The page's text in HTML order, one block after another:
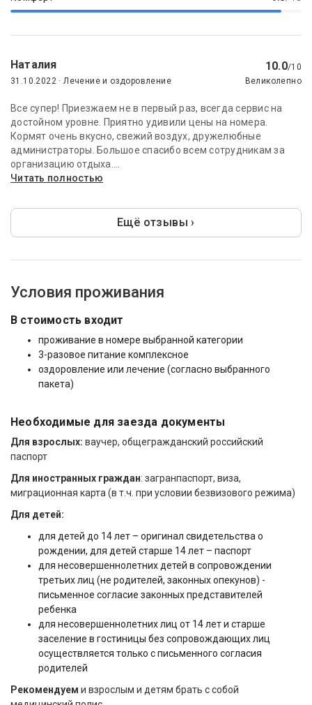
Наталия 10.0/10
31.10.2022 · Лечение и оздоровление
Великолепно
Все супер! Приезжаем не в первый раз, всегда сервис на
достойном уровне. Приятно удивили цены на номера.
Кормят очень вкусно, свежий воздух, дружелюбные
администраторы. Большое спасибо всем сотрудникам за
организацию отдыха....
Читать полностью
Ещё отзывы ›
Условия проживания
В стоимость входит
проживание в номере выбранной категории
3-разовое питание комплексное
оздоровление или лечение (согласно выбранного
пакета)
Необходимые для заезда документы
Для взрослых: ваучер, общегражданский российский
паспорт
Для иностранных граждан: загранпаспорт, виза,
миграционная карта (в т.ч. при условии безвизового режима)
Для детей:
для детей до 14 лет – оригинал свидетельства о
рождении, для детей старше 14 лет – паспорт
для несовершеннолетних детей в сопровождении
третьих лиц (не родителей, законных опекунов) -
письменное согласие законных представителей
ребенка
для несовершеннолетних лиц от 14 лет и старше
заселение в гостиницы без сопровождающих лиц
осуществляется только с письменного согласия
родителей
Рекомендуем и взрослым и детям брать с собой